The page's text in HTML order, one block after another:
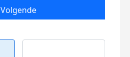
Volgende